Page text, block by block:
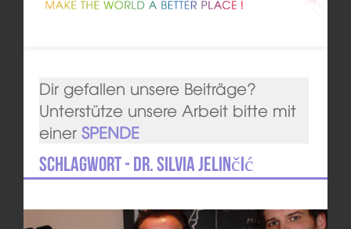
Dir gefallen unsere Beiträge?
Unterstütze unsere Arbeit bitte mit
einer SPENDE
Schlagwort - Dr. Silvia Jelinčić